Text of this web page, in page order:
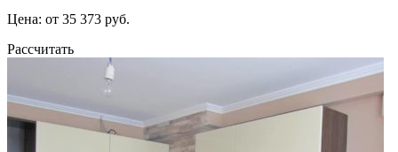
Цена: от 35 373 руб.
Рассчитать